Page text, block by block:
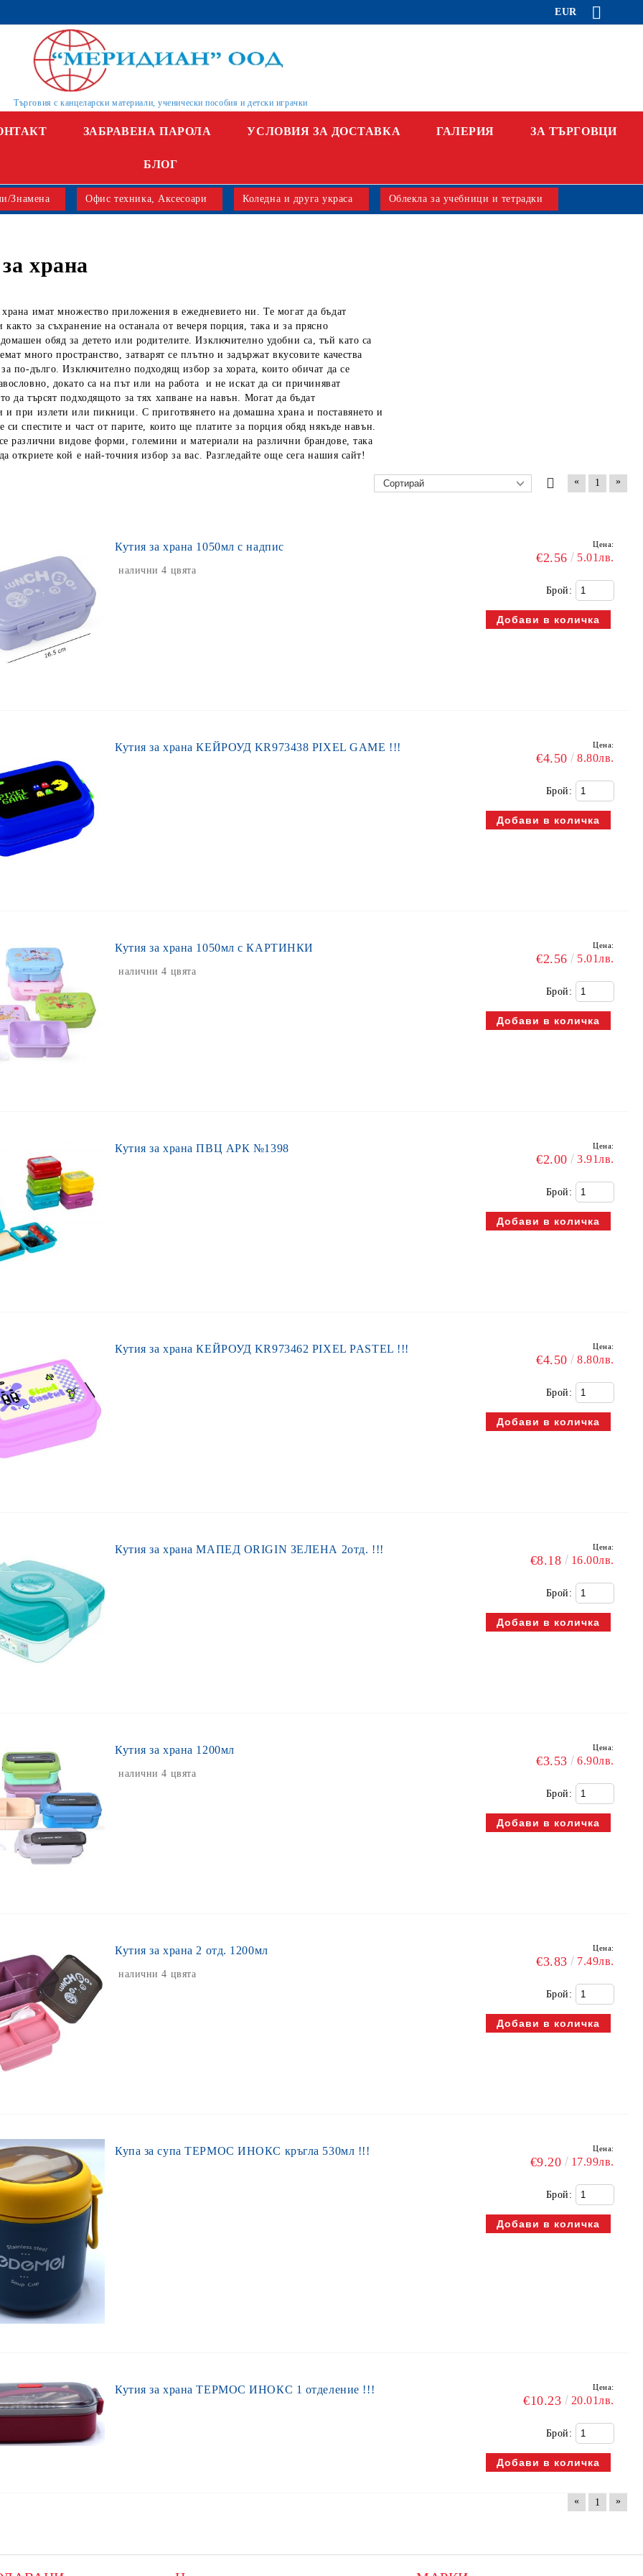
EUR
Търговия с канцеларски материали, ученически пособия и детски играчки
ЗАБРАВЕНА ПАРОЛА УСЛОВИЯ ЗА ДОСТАВКА ГАЛЕРИЯ ЗА ТЪРГОВЦИ
БЛОГ
Знамена Офис техника, Аксесоари Коледна и друга украса Облекла за учебници и тетрадки
храна
храна имат множество приложения в ежедневието ни. Те могат да бъдат
както за съхранение на останала от вечеря порция, така и за прясно
обяд за детето или родителите. Изключително удобни са, тъй като са
много пространство, затварят се плътно и задържат вкусовите качества
за по-дълго. Изключително подходящ избор за хората, които обичат да се
докато са на път или на работа и не искат да си причиняват
да търсят подходящото за тях хапване на навън. Могат да бъдат
и при излети или пикници. С приготвянето на домашна храна и поставянето и
си спестите и част от парите, които ще платите за порция обяд някъде навън.
различни видове форми, големини и материали на различни брандове, така
откриете кой е най-точния избор за вас. Разгледайте още сега нашия сайт!
« 1 »
Кутия за храна 1050мл с надпис
налични 4 цвята
Цена:
€2.56 5.01лв.
Брой:
Кутия за храна КЕЙРОУД KR973438 PIXEL GAME !!! Цена:
€4.50 8.80лв.
Брой:
Кутия за храна 1050мл с КАРТИНКИ
налични 4 цвята
Цена:
€2.56 5.01лв.
Брой:
Кутия за храна ПВЦ АРК №1398 Цена:
€2.00 3.91лв.
Брой:
Кутия за храна КЕЙРОУД KR973462 PIXEL PASTEL !!! Цена:
€4.50 8.80лв.
Брой:
Кутия за храна МАПЕД ORIGIN ЗЕЛЕНА 2отд. !!! Цена:
€8.18 16.00лв.
Брой:
Кутия за храна 1200мл
налични 4 цвята
Цена:
€3.53 6.90лв.
Брой:
Кутия за храна 2 отд. 1200мл
налични 4 цвята
Цена:
€3.83 7.49лв.
Брой:
Купа за супа ТЕРМОС ИНОКС кръгла 530мл !!! Цена:
€9.20 17.99лв.
Брой:
Кутия за храна ТЕРМОС ИНОКС 1 отделение !!! Цена:
€10.23 20.01лв.
Брой:
« 1 »